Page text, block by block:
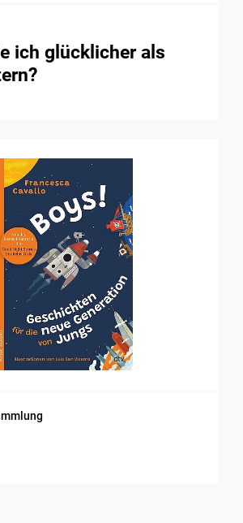
ich glücklicher als